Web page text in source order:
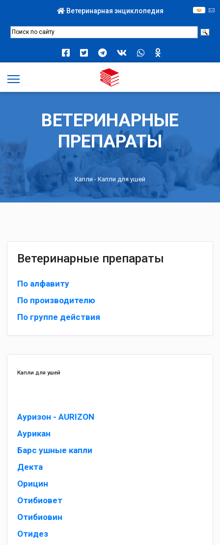
Ветеринарная энциклопедия
ВЕТЕРИНАРНЫЕ
ПРЕПАРАТЫ
Капли - Капли для ушей
Ветеринарные препараты
По алфавиту
По производителю
По группе действия
Капли для ушей
Ауризон - AURIZON
Аурикан
Барс ушные капли
Декта
Орицин
Отибиoвeт
Отибиовин
Отидез